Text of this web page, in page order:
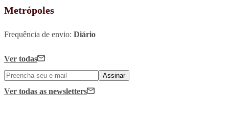
Metrópoles
Frequência de envio: Diário
Ver todas
Assinar
Ver todas as newsletters